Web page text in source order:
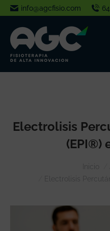
info@agcfisio.com
Electrolisis
(EPI®)
Inicio
Electrolisis